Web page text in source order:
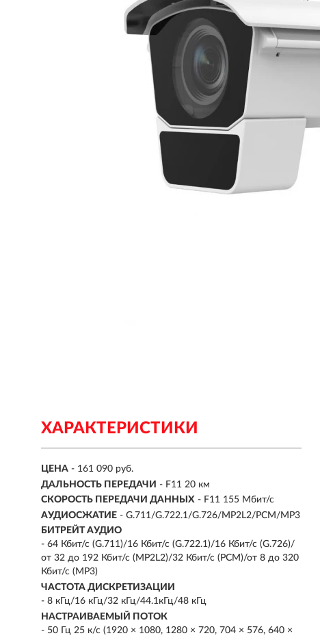
ХАРАКТЕРИСТИКИ
ЦЕНА - 161 090 руб.
ДАЛЬНОСТЬ ПЕРЕДАЧИ - F11 20 км
СКОРОСТЬ ПЕРЕДАЧИ ДАННЫХ - F11 155 Мбит/с
АУДИОСЖАТИЕ - G.711/G.722.1/G.726/MP2L2/PCM/MP3
БИТРЕЙТ АУДИО
- 64 Кбит/с (G.711)/16 Кбит/с (G.722.1)/16 Кбит/с (G.726)/
от 32 до 192 Кбит/с (MP2L2)/32 Кбит/с (PCM)/от 8 до 320
Кбит/с (MP3)
ЧАСТОТА ДИСКРЕТИЗАЦИИ
- 8 кГц/16 кГц/32 кГц/44.1кГц/48 кГц
НАСТРАИВАЕМЫЙ ПОТОК
- 50 Гц 25 к/с (1920 × 1080, 1280 × 720, 704 × 576, 640 ×